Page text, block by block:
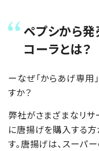
ペプシから発
コーラとは？
ーなぜ「からあげ専用
すか？
弊社がさまざまなリサ
に唐揚げを購入する
す。唐揚げは、スーパ